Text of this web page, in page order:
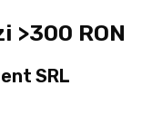
>300 RON
SRL